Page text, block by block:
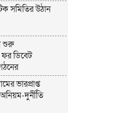
সমিতির উঠান
শুরু
ডিবেট
ভারপ্রাপ্ত
দুর্নীতি